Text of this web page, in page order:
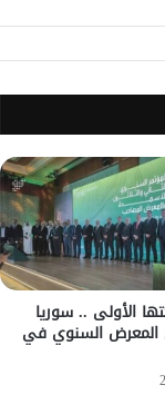
مدير أمن السويداء
مركبة على طريق
.. الرئيس الفرنسي
الأولى .. سوريا
السنوي في